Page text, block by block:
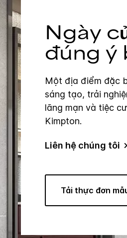
Ngày
đúng ý
Một địa điểm đặc
sáng tạo, trải
lãng mạn và tiệc
Kimpton.
Liên hệ chúng tôi
Tải thực đơn